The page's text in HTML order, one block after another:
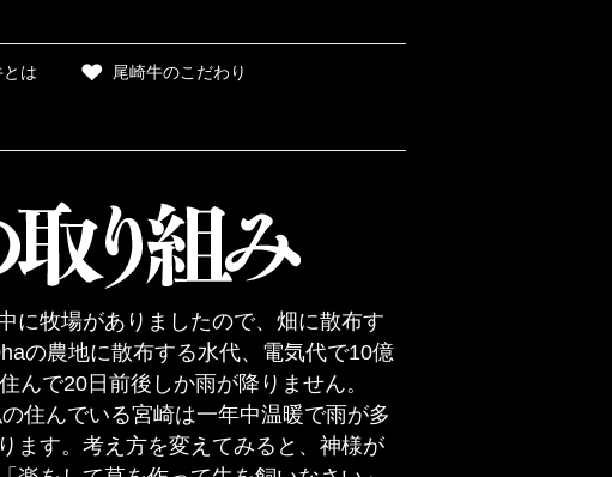
は 尾崎牛のこだわり
に牧場がありましたので、畑に散布す
の農地に散布する水代、電気代で10億
んで20日前後しか雨が降りません。
住んでいる宮崎は一年中温暖で雨が多
ます。考え方を変えてみると、神様が